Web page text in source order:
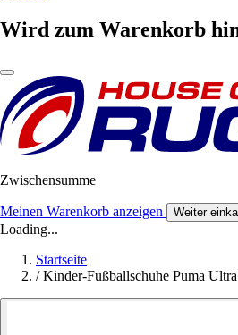
Wird zum Warenkorb
Zwischensumme
Meinen Warenkorb anzeigen Weiter
Loading...
Startseite
/ Kinder-Fußballschuhe Puma